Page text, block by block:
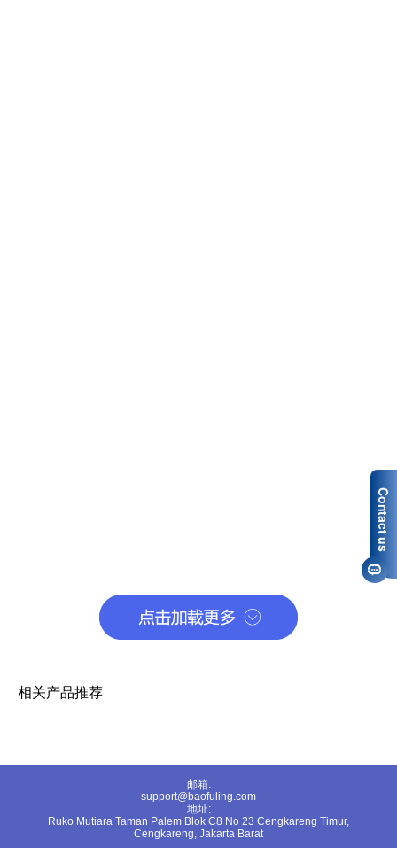
相关产品推荐
邮箱:
support@baofuling.com
地址:
Ruko Mutiara Taman Palem Blok C8 No 23 Cengkareng Timur,
Cengkareng, Jakarta Barat